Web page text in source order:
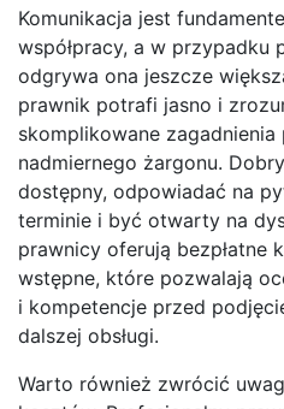
Komunikacja jest
współpracy, a w przypadku
odgrywa ona jeszcze
prawnik potrafi jasno i
skomplikowane zagadnienia
nadmiernego żargonu.
dostępny, odpowiadać na
terminie i być otwarty na
prawnicy oferują bezpłatne
wstępne, które pozwalają
i kompetencje przed
dalszej obsługi.
Warto również zwrócić